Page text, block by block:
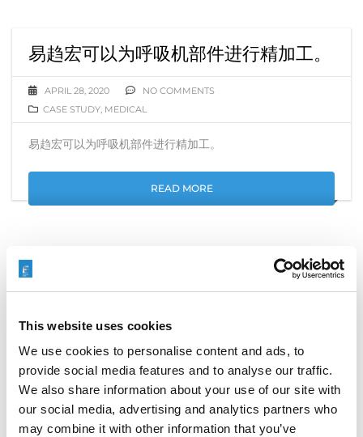
This website uses cookies
We use cookies to personalise content and ads, to
provide social media features and to analyse our traffic.
We also share information about your use of our site with
our social media, advertising and analytics partners who
may combine it with other information that you’ve
易趋宏可以为呼吸机部件进行精加工。
APRIL 28, 2020
NO COMMENTS
CASE STUDY, MEDICAL
易趋宏可以为呼吸机部件进行精加工。
READ MORE